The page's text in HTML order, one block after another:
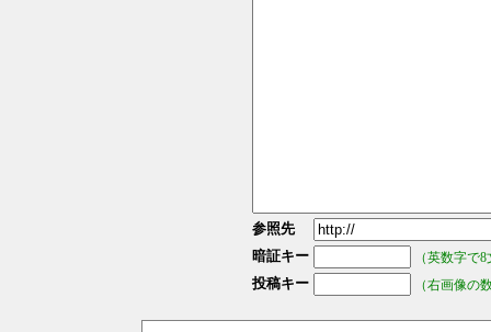
参照先
暗証キー
（英数字で
投稿キー （右画像の